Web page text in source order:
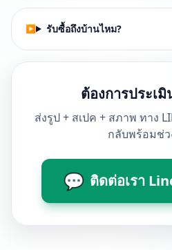
รับซื้อถึงบ้านไหม?
ต้องการประเมิ
ส่งรูป + สเปค + สภาพ ทาง
กลับพร้อมช่ว
💬 ติดต่อเรา